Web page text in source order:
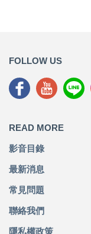
FOLLOW US
READ MORE
影音目錄
最新消息
常見問題
聯絡我們
隱私權政策